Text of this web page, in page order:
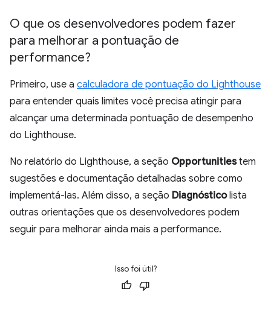
O que os desenvolvedores podem fazer
para melhorar a pontuação de
performance?
Primeiro, use a calculadora de pontuação do Lighthouse
para entender quais limites você precisa atingir para
alcançar uma determinada pontuação de desempenho
do Lighthouse.
No relatório do Lighthouse, a seção Opportunitiestem
sugestões e documentação detalhadas sobre como
implementá-las. Além disso, a seção Diagnósticolista
outras orientações que os desenvolvedores podem
seguir para melhorar ainda mais a performance.
Isso foi útil?